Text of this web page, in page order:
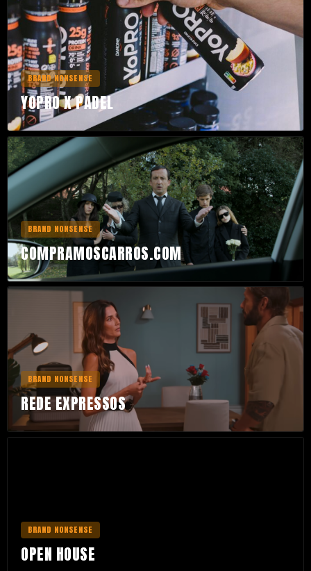
BRAND NONSENSE
YOPRO X PADEL
BRAND NONSENSE
COMPRAMOSCARROS.COM
BRAND NONSENSE
REDE EXPRESSOS
BRAND NONSENSE
OPEN HOUSE